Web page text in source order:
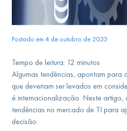
Postado em 4 de outubro de 2023
Tempo de leitura: 12 minutos
Algumas tendências, apontam para
que deveriam ser levados em
é internacionalização. Neste artigo,
tendências no mercado de TI para
decisão.